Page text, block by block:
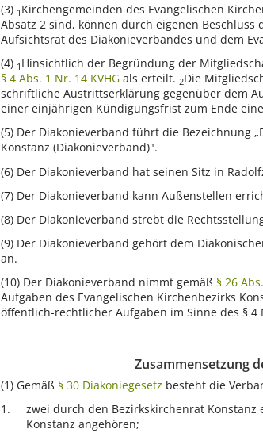
(3) 1 Kirchengemeinden des Evangelischen
Absatz 2 sind, können durch eigenen
Aufsichtsrat des Diakonieverbandes und dem
(4) 1 Hinsichtlich der Begründung der
§ 4 Abs. 1 Nr. 14 KVHG als erteilt. 2Die
schriftliche Austrittserklärung gegenüber dem
einer einjährigen Kündigungsfrist zum Ende
(5) Der Diakonieverband führt die Bezeichnung
Konstanz (Diakonieverband)".
(6) Der Diakonieverband hat seinen Sitz in
(7) Der Diakonieverband kann Außenstellen
(8) Der Diakonieverband strebt die
(9) Der Diakonieverband gehört dem
an.
(10) Der Diakonieverband nimmt gemäß§ 26
Aufgaben des Evangelischen Kirchenbezirks
öffentlich-rechtlicher Aufgaben im Sinne des §
Zusammensetzung
(1) Gemäß§ 30 Diakoniegesetz besteht die
zwei durch den Bezirkskirchenrat
Konstanz angehören;